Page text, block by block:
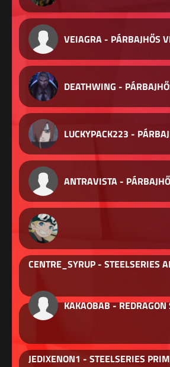
VEIAGRA - PÁRBAJHŐS
DEATHWING -
LUCKYPACK223 -
ANTRAVISTA -
CENTRE_SYRUP - STEELSERIES
KAKAOBAB - REDRAGON
JEDIXENON1 - STEELSERIES